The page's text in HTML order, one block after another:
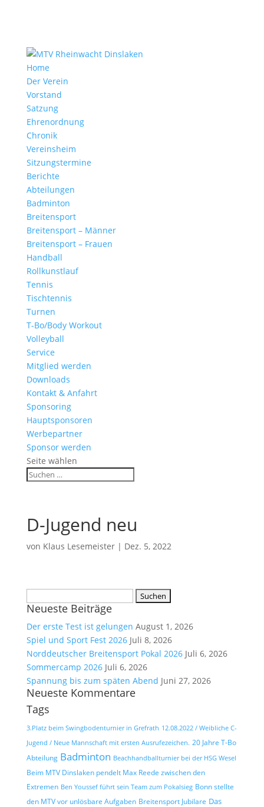
Home
Der Verein
Vorstand
Satzung
Ehrenordnung
Chronik
Vereinsheim
Sitzungstermine
Berichte
Abteilungen
Badminton
Breitensport
Breitensport – Männer
Breitensport – Frauen
Handball
Rollkunstlauf
Tennis
Tischtennis
Turnen
T-Bo/Body Workout
Volleyball
Service
Mitglied werden
Downloads
Kontakt & Anfahrt
Sponsoring
Hauptsponsoren
Werbepartner
Sponsor werden
Seite wählen
D-Jugend neu
von Klaus Lesemeister| Dez. 5, 2022
nach:
Neueste Beiträge
Der erste Test ist gelungen August 1, 2026
Spiel und Sport Fest 2026 Juli 8, 2026
Norddeutscher Breitensport Pokal 2026 Juli 6, 2026
Sommercamp 2026 Juli 6, 2026
Spannung bis zum späten Abend Juni 27, 2026
Neueste Kommentare
Tags
3.Platz beim Swingbodenturnier in Grefrath 12.08.2022 / Weibliche C-
Jugend / Neue Mannschaft mit ersten Ausrufezeichen. 20 Jahre T-Bo
Abteilung Badminton Beachhandballturnier bei der HSG Wesel
Beim MTV Dinslaken pendelt Max Reede zwischen den
Extremen Ben Youssef führt sein Team zum Pokalsieg Bonn stellte
den MTV vor unlösbare Aufgaben Breitensport Jubilare Das